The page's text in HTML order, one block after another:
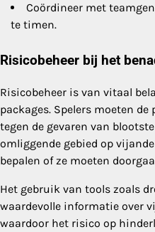
Coördineer met
te timen.
Risicobeheer bij het
Risicobeheer is van vitaal
packages. Spelers moeten
tegen de gevaren van
omliggende gebied op
bepalen of ze moeten
Het gebruik van tools zoals
waardevolle informatie over
waardoor het risico op